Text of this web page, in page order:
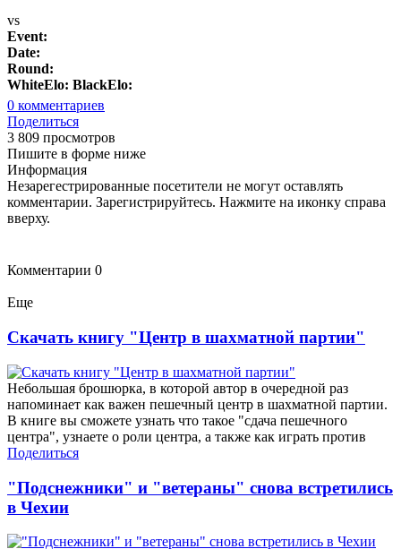
vs
Event:
Date:
Round:
WhiteElo: BlackElo:
0 комментариев
Поделиться
3 809 просмотров
Пишите в форме ниже
Информация
Незарегестрированные посетители не могут оставлять
комментарии. Зарегистрируйтесь. Нажмите на иконку справа
вверху.
Комментарии 0
Еще
Скачать книгу "Центр в шахматной партии"
Небольшая брошюрка, в которой автор в очередной раз
напоминает как важен пешечный центр в шахматной партии.
В книге вы сможете узнать что такое "сдача пешечного
центра", узнаете о роли центра, а также как играть против
Поделиться
"Подснежники" и "ветераны" снова встретились
в Чехии